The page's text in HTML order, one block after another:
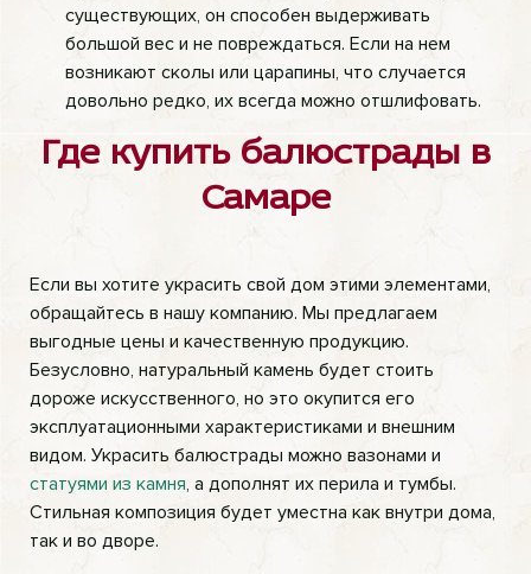
существующих, он способен выдерживать
большой вес и не повреждаться. Если на нем
возникают сколы или царапины, что случается
довольно редко, их всегда можно отшлифовать.
Где купить балюстрады в
Самаре
Если вы хотите украсить свой дом этими элементами,
обращайтесь в нашу компанию. Мы предлагаем
выгодные цены и качественную продукцию.
Безусловно, натуральный камень будет стоить
дороже искусственного, но это окупится его
эксплуатационными характеристиками и внешним
видом. Украсить балюстрады можно вазонами и
статуями из камня, а дополнят их перила и тумбы.
Стильная композиция будет уместна как внутри дома,
так и во дворе.